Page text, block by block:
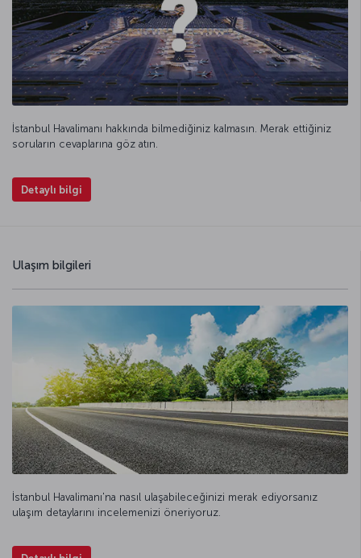
İstanbul Havalimanı hakkında bilmediğiniz kalmasın. Merak ettiğiniz
soruların cevaplarına göz atın.
Detaylı bilgi
Ulaşım bilgileri
İstanbul Havalimanı'na nasıl ulaşabileceğinizi merak ediyorsanız
ulaşım detaylarını incelemenizi öneriyoruz.